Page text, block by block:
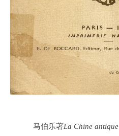
马伯乐著La Chine antique